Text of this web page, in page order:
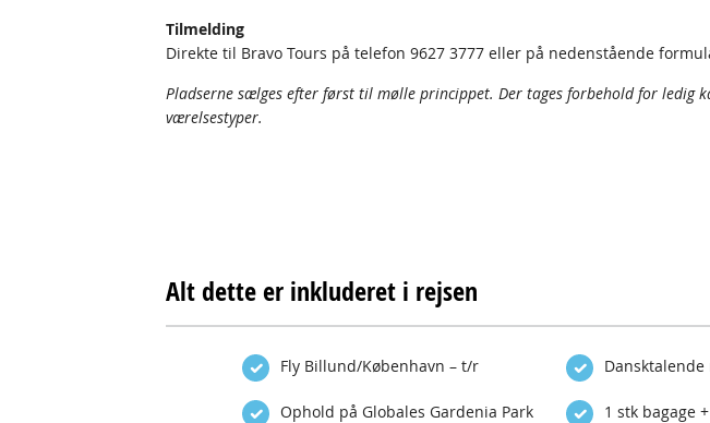
Tilmelding
Direkte til Bravo Tours på telefon 9627 3777 eller på nedenstående
Pladserne sælges efter først til mølle princippet. Der tages forbehold for ledig
værelsestyper.
Alt dette er inkluderet i rejsen
Fly Billund/København – t/r
Ophold på Globales Gardenia Park 1 stk bagage